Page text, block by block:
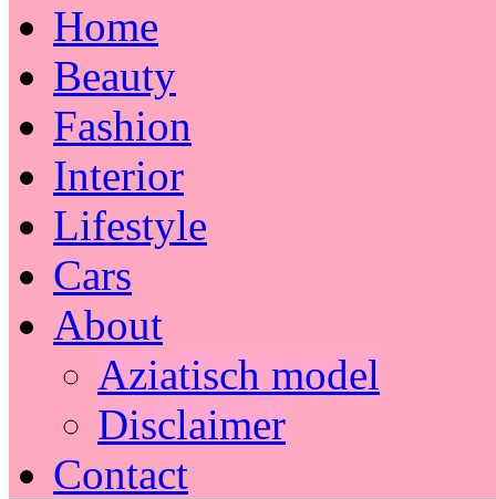
Home
Beauty
Fashion
Interior
Lifestyle
Cars
About
Aziatisch model
Disclaimer
Contact